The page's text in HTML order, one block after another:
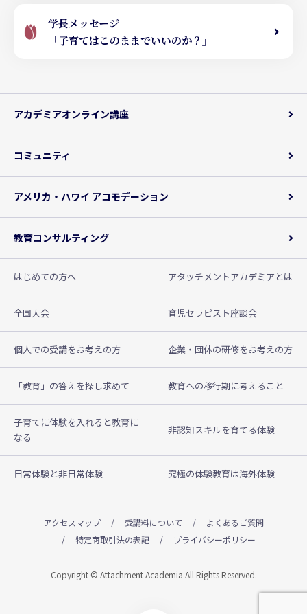
学長メッセージ
「子育てはこのままでいいのか？」
アカデミアオンライン講座
コミュニティ
アメリカ・ハワイ アコモデーション
教育コンサルティング
はじめての方へ アタッチメントアカデミアとは
全国大会 育児セラピスト座談会
個人での受講をお考えの方 企業・団体の研修をお考えの方
「教育」の答えを探し求めて 教育への移行期に考えること
子育てに体験を入れると教育に
なる
非認知スキルを育てる体験
日常体験と非日常体験 究極の体験教育は海外体験
アクセスマップ 受講料について
よくあるご質問
特定商取引法の表記
プライバシーポリシー
Copyright © Attachment Academia All Rights Reserved.